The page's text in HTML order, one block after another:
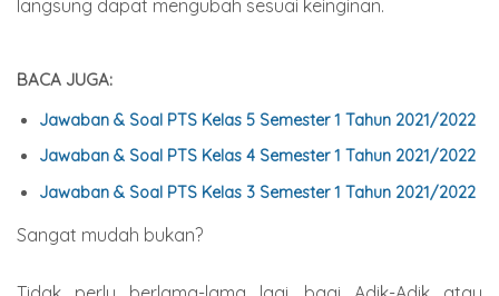
langsung dapat mengubah sesuai keinginan.
BACA JUGA:
Jawaban & Soal PTS Kelas 5 Semester 1 Tahun 2021/2022
Jawaban & Soal PTS Kelas 4 Semester 1 Tahun 2021/2022
Jawaban & Soal PTS Kelas 3 Semester 1 Tahun 2021/2022
Sangat mudah bukan?